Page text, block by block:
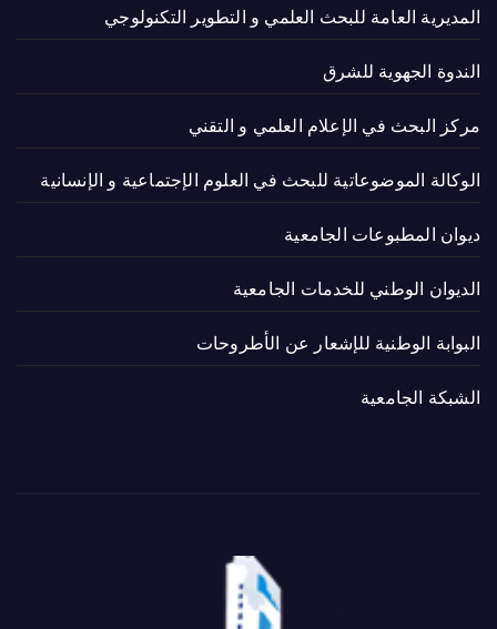
المديرية العامة للبحث العلمي و التطوير التكنولوجي
الندوة الجهوية للشرق
مركز البحث في الإعلام العلمي و التقني
الوكالة الموضوعاتية للبحث في العلوم الإجتماعية و الإنسانية
ديوان المطبوعات الجامعية
الديوان الوطني للخدمات الجامعية
البوابة الوطنية للإشعار عن الأطروحات
الشبكة الجامعية